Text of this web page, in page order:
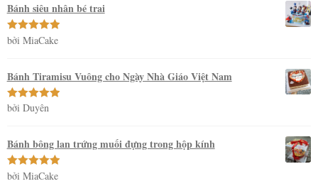
Bánh siêu nhân bé trai
Được xếp
bởi MiaCake
Bánh Tiramisu Vuông cho Ngày Nhà Giáo Việt Nam
Được xếp
bởi Duyên
Bánh bông lan trứng muối đựng trong hộp kính
Được xếp
bởi MiaCake